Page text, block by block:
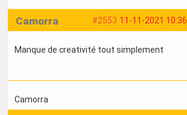
#2553 11-11-2021 10:36
Camorra
Manque de creativité tout simplement
Camorra